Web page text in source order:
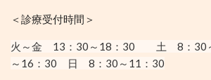
＜診療受付時間＞
火～金 13：30 ～18：30 土 8：30
～16：30
日 8：30～11：30